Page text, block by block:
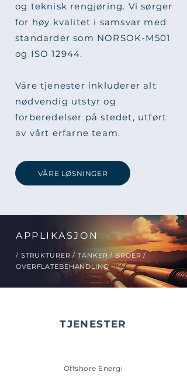
og teknisk rengjøring. Vi sørger
for høy kvalitet i samsvar med
standarder som NORSOK-M501
og ISO 12944.
Våre tjenester inkluderer alt
nødvendig utstyr og
forberedelser på stedet, utført
av vårt erfarne team.
VÅRE LØSNINGER
APPLIKASJON
/ STRUKTURER / TANKER / BROER /
OVERFLATEBEHANDLING
TJENESTER
Offshore Energi